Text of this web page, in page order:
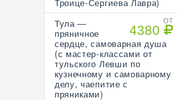
ОТ
4380
Тула —
пряничное
сердце, самоварная душа
(с мастер-классами от
тульского Левши по
кузнечному и самоварному
делу, чаепитие с
пряниками)